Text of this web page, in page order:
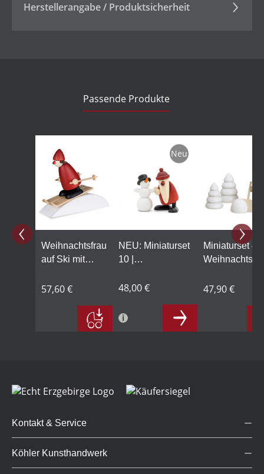
Herstellerangabe / Produktsicherheit
Passende Produkte
Weihnachtsfrau
auf Ski mit
klein
57,60 €
Neu
NEU: Miniaturset
10 |
mit Schneemann
48,00 €
Miniaturset 4 |
47,90 €
Kontakt & Service
Köhler Kunsthandwerk